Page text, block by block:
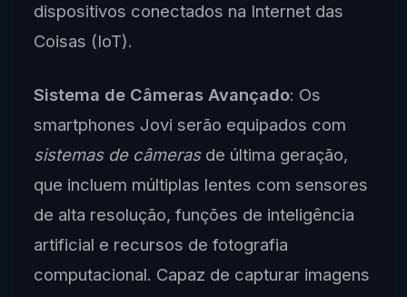
dispositivos conectados na Internet das
Coisas (IoT).
Sistema de Câmeras Avançado: Os
smartphones Jovi serão equipados com
sistemas de câmerasde última geração,
que incluem múltiplas lentes com sensores
de alta resolução, funções de inteligência
artificial e recursos de fotografia
computacional. Capaz de capturar imagens